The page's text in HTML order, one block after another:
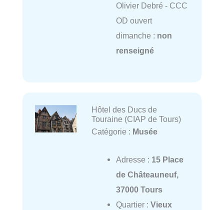
Olivier Debré - CCC
OD ouvert
dimanche : non
renseigné
Hôtel des Ducs de
Touraine (CIAP de Tours)
Catégorie : Musée
Adresse : 15 Place
de Châteauneuf,
37000 Tours
Quartier : Vieux